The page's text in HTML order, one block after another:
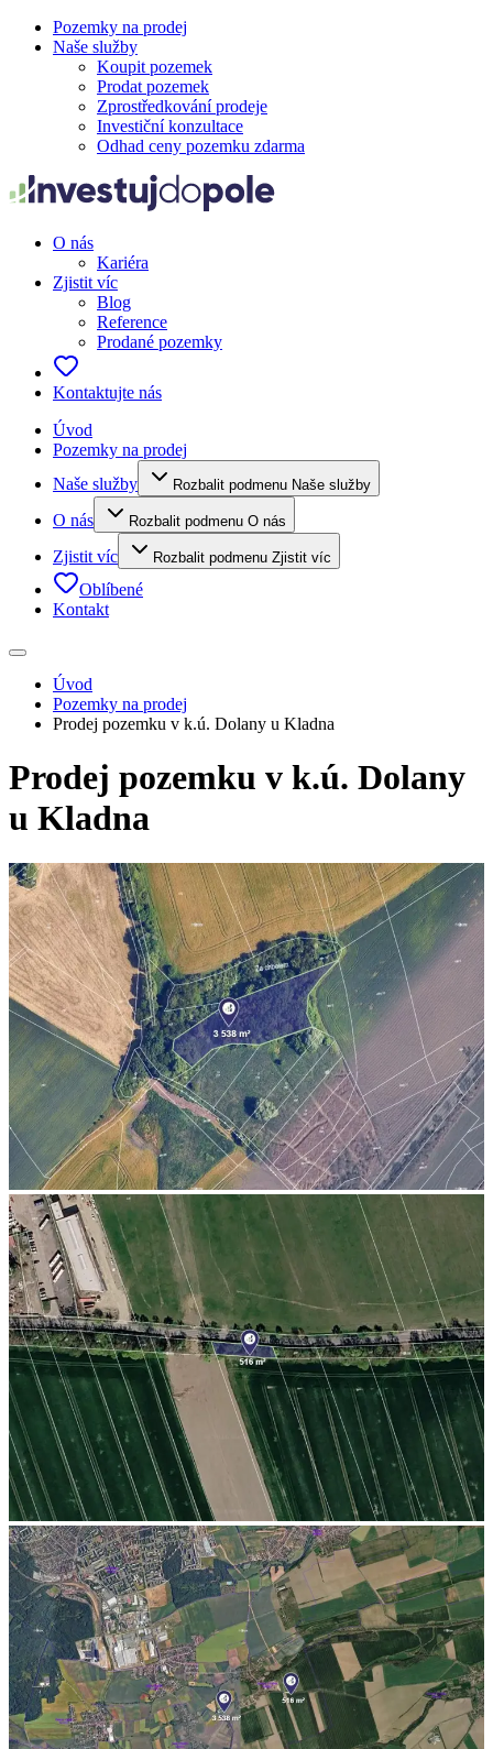
Pozemky na prodej
Naše služby
Koupit pozemek
Prodat pozemek
Zprostředkování prodeje
Investiční konzultace
Odhad ceny pozemku zdarma
O nás
Kariéra
Zjistit víc
Blog
Reference
Prodané pozemky
Kontaktujte nás
Úvod
Pozemky na prodej
Naše služby
Rozbalit podmenu Naše služby
O nás Rozbalit podmenu O nás
Zjistit víc Rozbalit podmenu Zjistit víc
Oblíbené
Kontakt
Úvod
Pozemky na prodej
Prodej pozemku v k.ú. Dolany u Kladna
Prodej pozemku v k.ú. Dolany
u Kladna